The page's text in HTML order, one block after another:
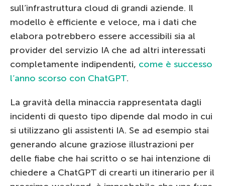
sull’infrastruttura cloud di grandi aziende. Il
modello è efficiente e veloce, ma i dati che
elabora potrebbero essere accessibili sia al
provider del servizio IA che ad altri interessati
completamente indipendenti, come è successo
l’anno scorso con ChatGPT.
La gravità della minaccia rappresentata dagli
incidenti di questo tipo dipende dal modo in cui
si utilizzano gli assistenti IA. Se ad esempio stai
generando alcune graziose illustrazioni per
delle fiabe che hai scritto o se hai intenzione di
chiedere a ChatGPT di crearti un itinerario per il